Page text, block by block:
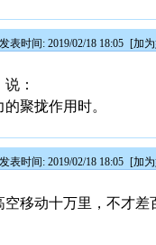
发表时间: 2019/02/18 18:05 [加
：
聚拢作用时。
发表时间: 2019/02/18 18:05 [加
空移动十万里，不才